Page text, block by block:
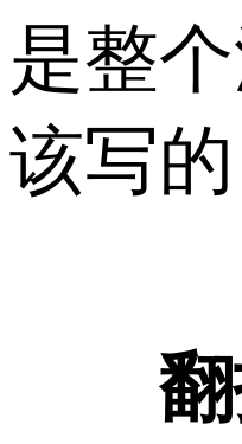
是整
该写
翻拍